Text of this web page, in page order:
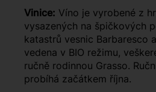
Vinice: Víno je vyrobené z
vysazených na špičkových
katastrů vesnic Barbaresco
vedena v BIO režimu,
ručně rodinnou Grasso.
probíhá začátkem října.